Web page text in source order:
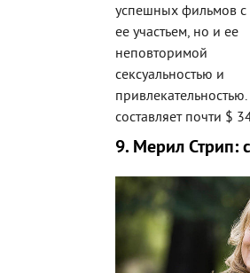
успешных фильмов с
ее участьем, но и ее
неповторимой
сексуальностью и
составляет почти $
9. Мерил Стрип: